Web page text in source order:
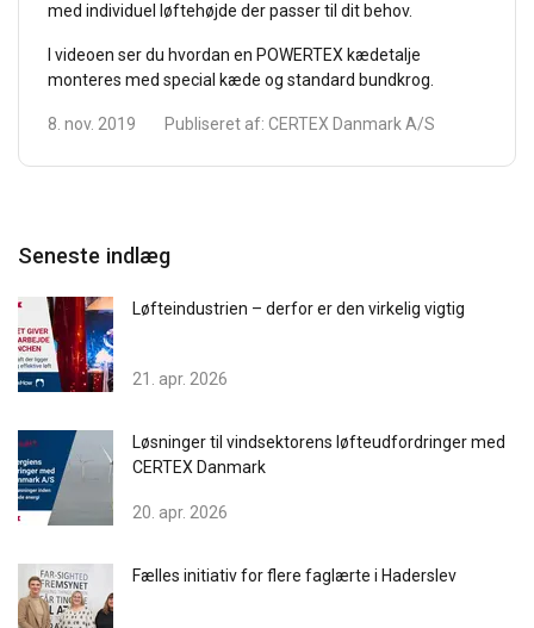
med individuel løftehøjde der passer til dit behov.
I videoen ser du hvordan en POWERTEX kædetalje
monteres med special kæde og standard bundkrog.
8. nov. 2019 Publiseret af: CERTEX Danmark A/S
Seneste indlæg
Løfteindustrien – derfor er den virkelig vigtig
21. apr. 2026
Løsninger til vindsektorens løfteudfordringer med
CERTEX Danmark
20. apr. 2026
Fælles initiativ for flere faglærte i Haderslev